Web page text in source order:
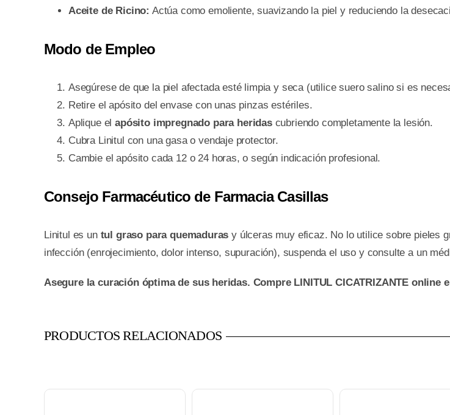
Aceite de Ricino: Actúa como emoliente, suavizando la piel y reduciendo la
Modo de Empleo
Asegúrese de que la piel afectada esté limpia y seca (utilice suero salino si es
Retire el apósito del envase con unas pinzas estériles.
Aplique elapósito impregnado para heridascubriendo completamente la lesión.
Cubra Linitul con una gasa o vendaje protector.
Cambie el apósito cada 12 o 24 horas, o según indicación profesional.
Consejo Farmacéutico de Farmacia Casillas
Linitul es un tul graso para quemaduras y úlceras muy eficaz. No lo utilice sobre pieles
infección (enrojecimiento, dolor intenso, supuración), suspenda el uso y consulte a un
Asegure la curación óptima de sus heridas. Compre LINITUL CICATRIZANTE online
PRODUCTOS RELACIONADOS